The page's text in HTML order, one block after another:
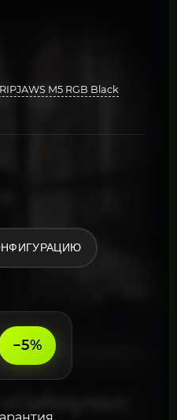
M5 RGB Black
−5%